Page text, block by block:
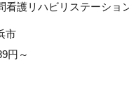
看護リハビリステーショ
市
円～